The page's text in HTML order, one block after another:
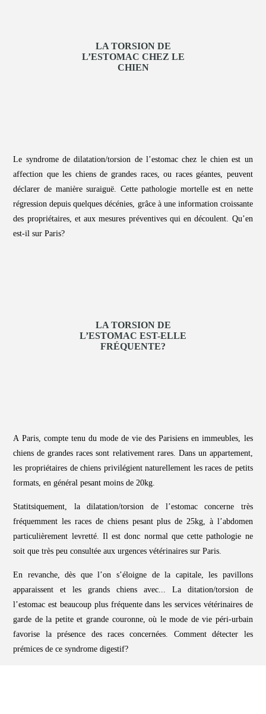
LA TORSION DE
L’ESTOMAC CHEZ LE
CHIEN
Le syndrome de dilatation/torsion de l’estomac chez le chien est un
affection que les chiens de grandes races, ou races géantes, peuvent
déclarer de manière suraiguë. Cette pathologie mortelle est en nette
régression depuis quelques décénies, grâce à une information croissante
des propriétaires, et aux mesures préventives qui en découlent. Qu’en
est-il sur Paris?
LA TORSION DE
L’ESTOMAC EST-ELLE
FRÉQUENTE?
A Paris, compte tenu du mode de vie des Parisiens en immeubles, les
chiens de grandes races sont relativement rares. Dans un appartement,
les propriétaires de chiens privilégient naturellement les races de petits
formats, en général pesant moins de 20kg.
Statitsiquement, la dilatation/torsion de l’estomac concerne très
fréquemment les races de chiens pesant plus de 25kg, à l’abdomen
particulièrement levretté. Il est donc normal que cette pathologie ne
soit que très peu consultée aux urgences vétérinaires sur Paris.
En revanche, dès que l’on s’éloigne de la capitale, les pavillons
apparaissent et les grands chiens avec... La ditation/torsion de
l’estomac est beaucoup plus fréquente dans les services vétérinaires de
garde de la petite et grande couronne, où le mode de vie péri-urbain
favorise la présence des races concernées. Comment détecter les
prémices de ce syndrome digestif?